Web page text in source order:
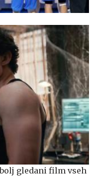
gledani film vseh